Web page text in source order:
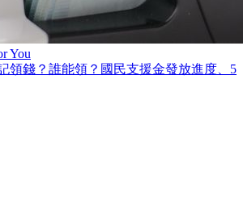
You
領錢？誰能領？國民支援金發放進度、5